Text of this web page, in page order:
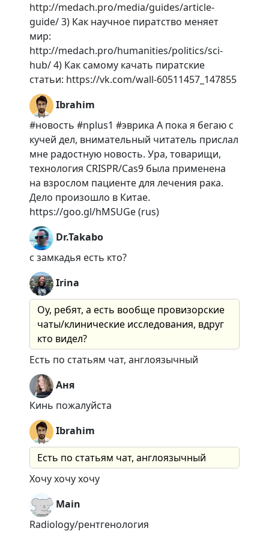
http://medach.pro/media/guides/article-
guide/ 3) Как научное пиратство меняет
мир:
http://medach.pro/humanities/politics/sci-
hub/ 4) Как самому качать пиратские
статьи: https://vk.com/wall-60511457_147855
Ibrahim
#новость #nplus1 #эврика А пока я бегаю с
кучей дел, внимательный читатель прислал
мне радостную новость. Ура, товарищи,
технология CRISPR/Cas9 была применена
на взрослом пациенте для лечения рака.
Дело произошло в Китае.
https://goo.gl/hMSUGe (rus)
Dr.Takabo
с замкадья есть кто?
Irina
Оу, ребят, а есть вообще провизорские
чаты/клинические исследования, вдруг
кто видел?
Есть по статьям чат, англоязычный
Аня
Кинь пожалуйста
Ibrahim
Есть по статьям чат, англоязычный
Хочу хочу хочу
Main
Radiology/рентгенология